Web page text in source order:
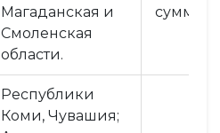
Магаданская и
Смоленская
области.
сумм
Республики
Коми, Чувашия;